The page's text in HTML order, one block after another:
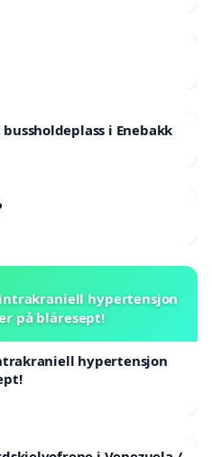
i Enebakk
intrakraniell hypertensjon
på blåresept!
hypertensjon